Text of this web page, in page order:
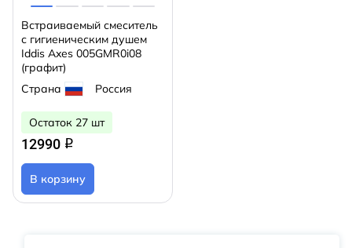
Встраиваемый смеситель
с гигиеническим душем
Iddis Axes 005GMR0i08
(графит)
Страна
Россия
Остаток 27 шт
12990 q
В корзину